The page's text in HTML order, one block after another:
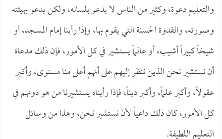
والتعليم دعوة، وكثير من الناس لا يدعو بلسانه، ولكن يدعو بهيئته
وصورته، والقدوة الحسنة التي يقوم بها، وإذا رأينا إمام المسجد، أو
شيخاً كبيراً أشيب، أو عالماً يستشير في كل الأمور، فإن ذلك مدعاة
أن نستشير نحن الذين ننظر إليهم على أنهم أعلى منا مستوى، وأكبر
عقولاً، وأكبر علماً، وأكبر ديناً، فإذا رأيناه يستشيرنا من هو دونهم في
كل الأمور، كان ذلك داعياً لأن نستشير نحن، وهذا من وسائل
التعليم اللطيفة.